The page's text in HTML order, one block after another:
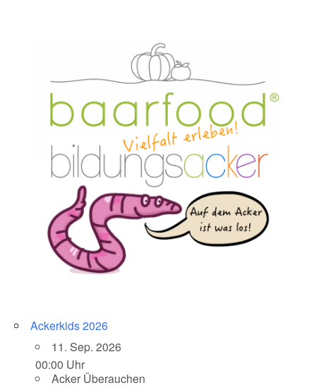
Ackerkids 2026
11. Sep. 2026
00:00 Uhr
Acker Überauchen